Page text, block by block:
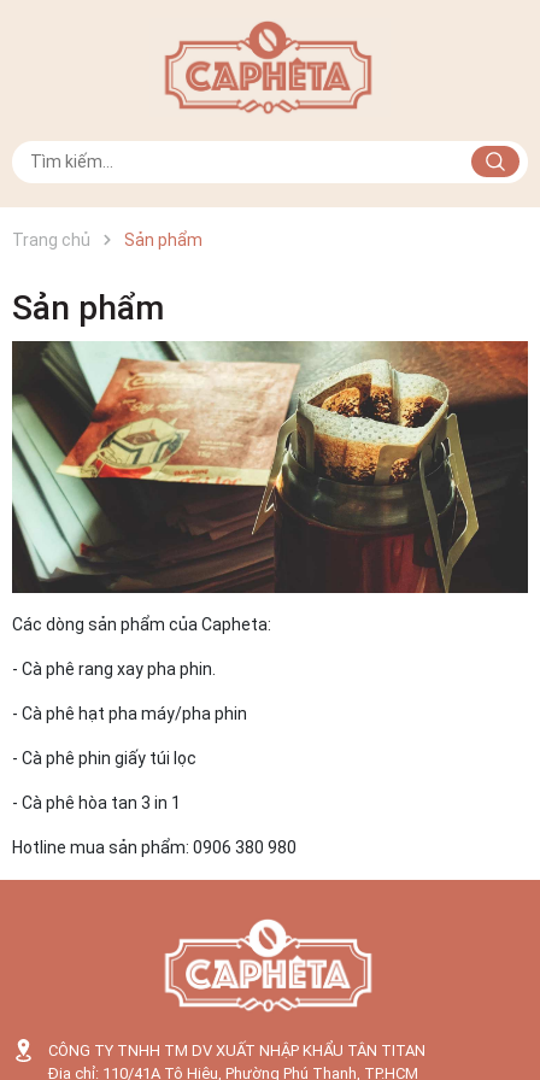
Trang chủ Sản phẩm
Sản phẩm
Các dòng sản phẩm của Capheta:
- Cà phê rang xay pha phin.
- Cà phê hạt pha máy/pha phin
- Cà phê phin giấy túi lọc
- Cà phê hòa tan 3 in 1
Hotline mua sản phẩm: 0906 380 980
CÔNG TY TNHH TM DV XUẤT NHẬP KHẨU TÂN TITAN
Địa chỉ: 110/41A Tô Hiệu, Phường Phú Thạnh, TP.HCM